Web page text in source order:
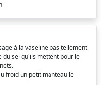
à la vaseline pas tellement
du sel qu'ils mettent pour le
froid un petit manteau le